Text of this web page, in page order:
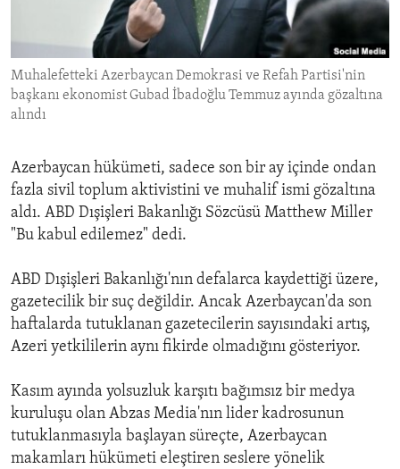
ENVIRONMENT AND HEALTH
IDEALS AND INSTITUTIONS
Muhalefetteki Azerbaycan Demokrasi ve Refah Partisi'nin
başkanı ekonomist Gubad İbadoğlu Temmuz ayında gözaltına
alındı
Azerbaycan hükümeti, sadece son bir ay içinde ondan
fazla sivil toplum aktivistini ve muhalif ismi gözaltına
aldı. ABD Dışişleri Bakanlığı Sözcüsü Matthew Miller
"Bu kabul edilemez" dedi.
ABD Dışişleri Bakanlığı'nın defalarca kaydettiği üzere,
gazetecilik bir suç değildir. Ancak Azerbaycan'da son
haftalarda tutuklanan gazetecilerin sayısındaki artış,
Azeri yetkililerin aynı fikirde olmadığını gösteriyor.
Kasım ayında yolsuzluk karşıtı bağımsız bir medya
kuruluşu olan Abzas Media'nın lider kadrosunun
tutuklanmasıyla başlayan süreçte, Azerbaycan
makamları hükümeti eleştiren seslere yönelik